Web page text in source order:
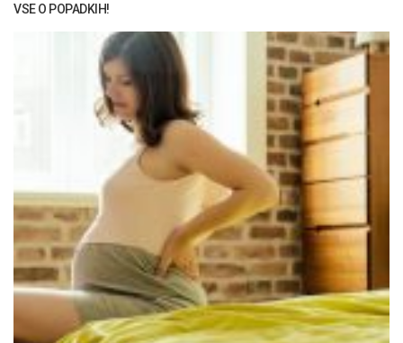
VSE O POPADKIH!